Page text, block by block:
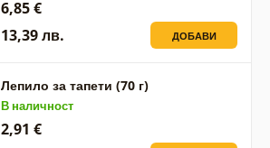
6,85 €
13,39 лв.
ДОБАВИ
Лепило за тапети (70 г)
В наличност
2,91 €